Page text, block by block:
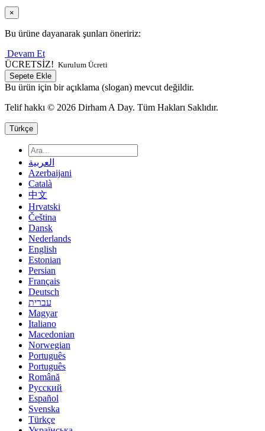
×
Bu ürüne dayanarak şunları öneririz:
Devam Et
ÜCRETSİZ! Kurulum Ücreti
Sepete Ekle
Bu ürün için bir açıklama (slogan) mevcut değildir.
Telif hakkı © 2026 Dirham A Day. Tüm Hakları Saklıdır.
Türkçe
العربية
Azerbaijani
Català
中文
Hrvatski
Čeština
Dansk
Nederlands
English
Estonian
Persian
Français
Deutsch
עברית
Magyar
Italiano
Macedonian
Norwegian
Português
Português
Română
Русский
Español
Svenska
Türkçe